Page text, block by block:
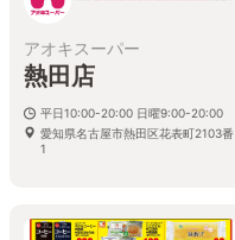
アオキスーパー
熱田店
平日10:00-20:00 日曜9:00-20:00
愛知県名古屋市熱田区花表町2103番
1